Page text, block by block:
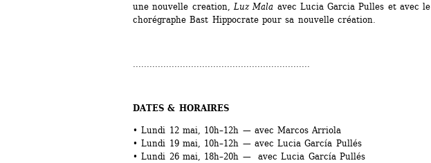
une nouvelle creation, Luz Mala avec Lucia Garcia Pulles et avec le
chorégraphe Bast Hippocrate pour sa nouvelle création.
................................................................
DATES & HORAIRES
• Lundi 12 mai, 10h–12h — avec Marcos Arriola
• Lundi 19 mai, 10h–12h — avec Lucia García Pullés
• Lundi 26 mai, 18h–20h — avec Lucia García Pullés